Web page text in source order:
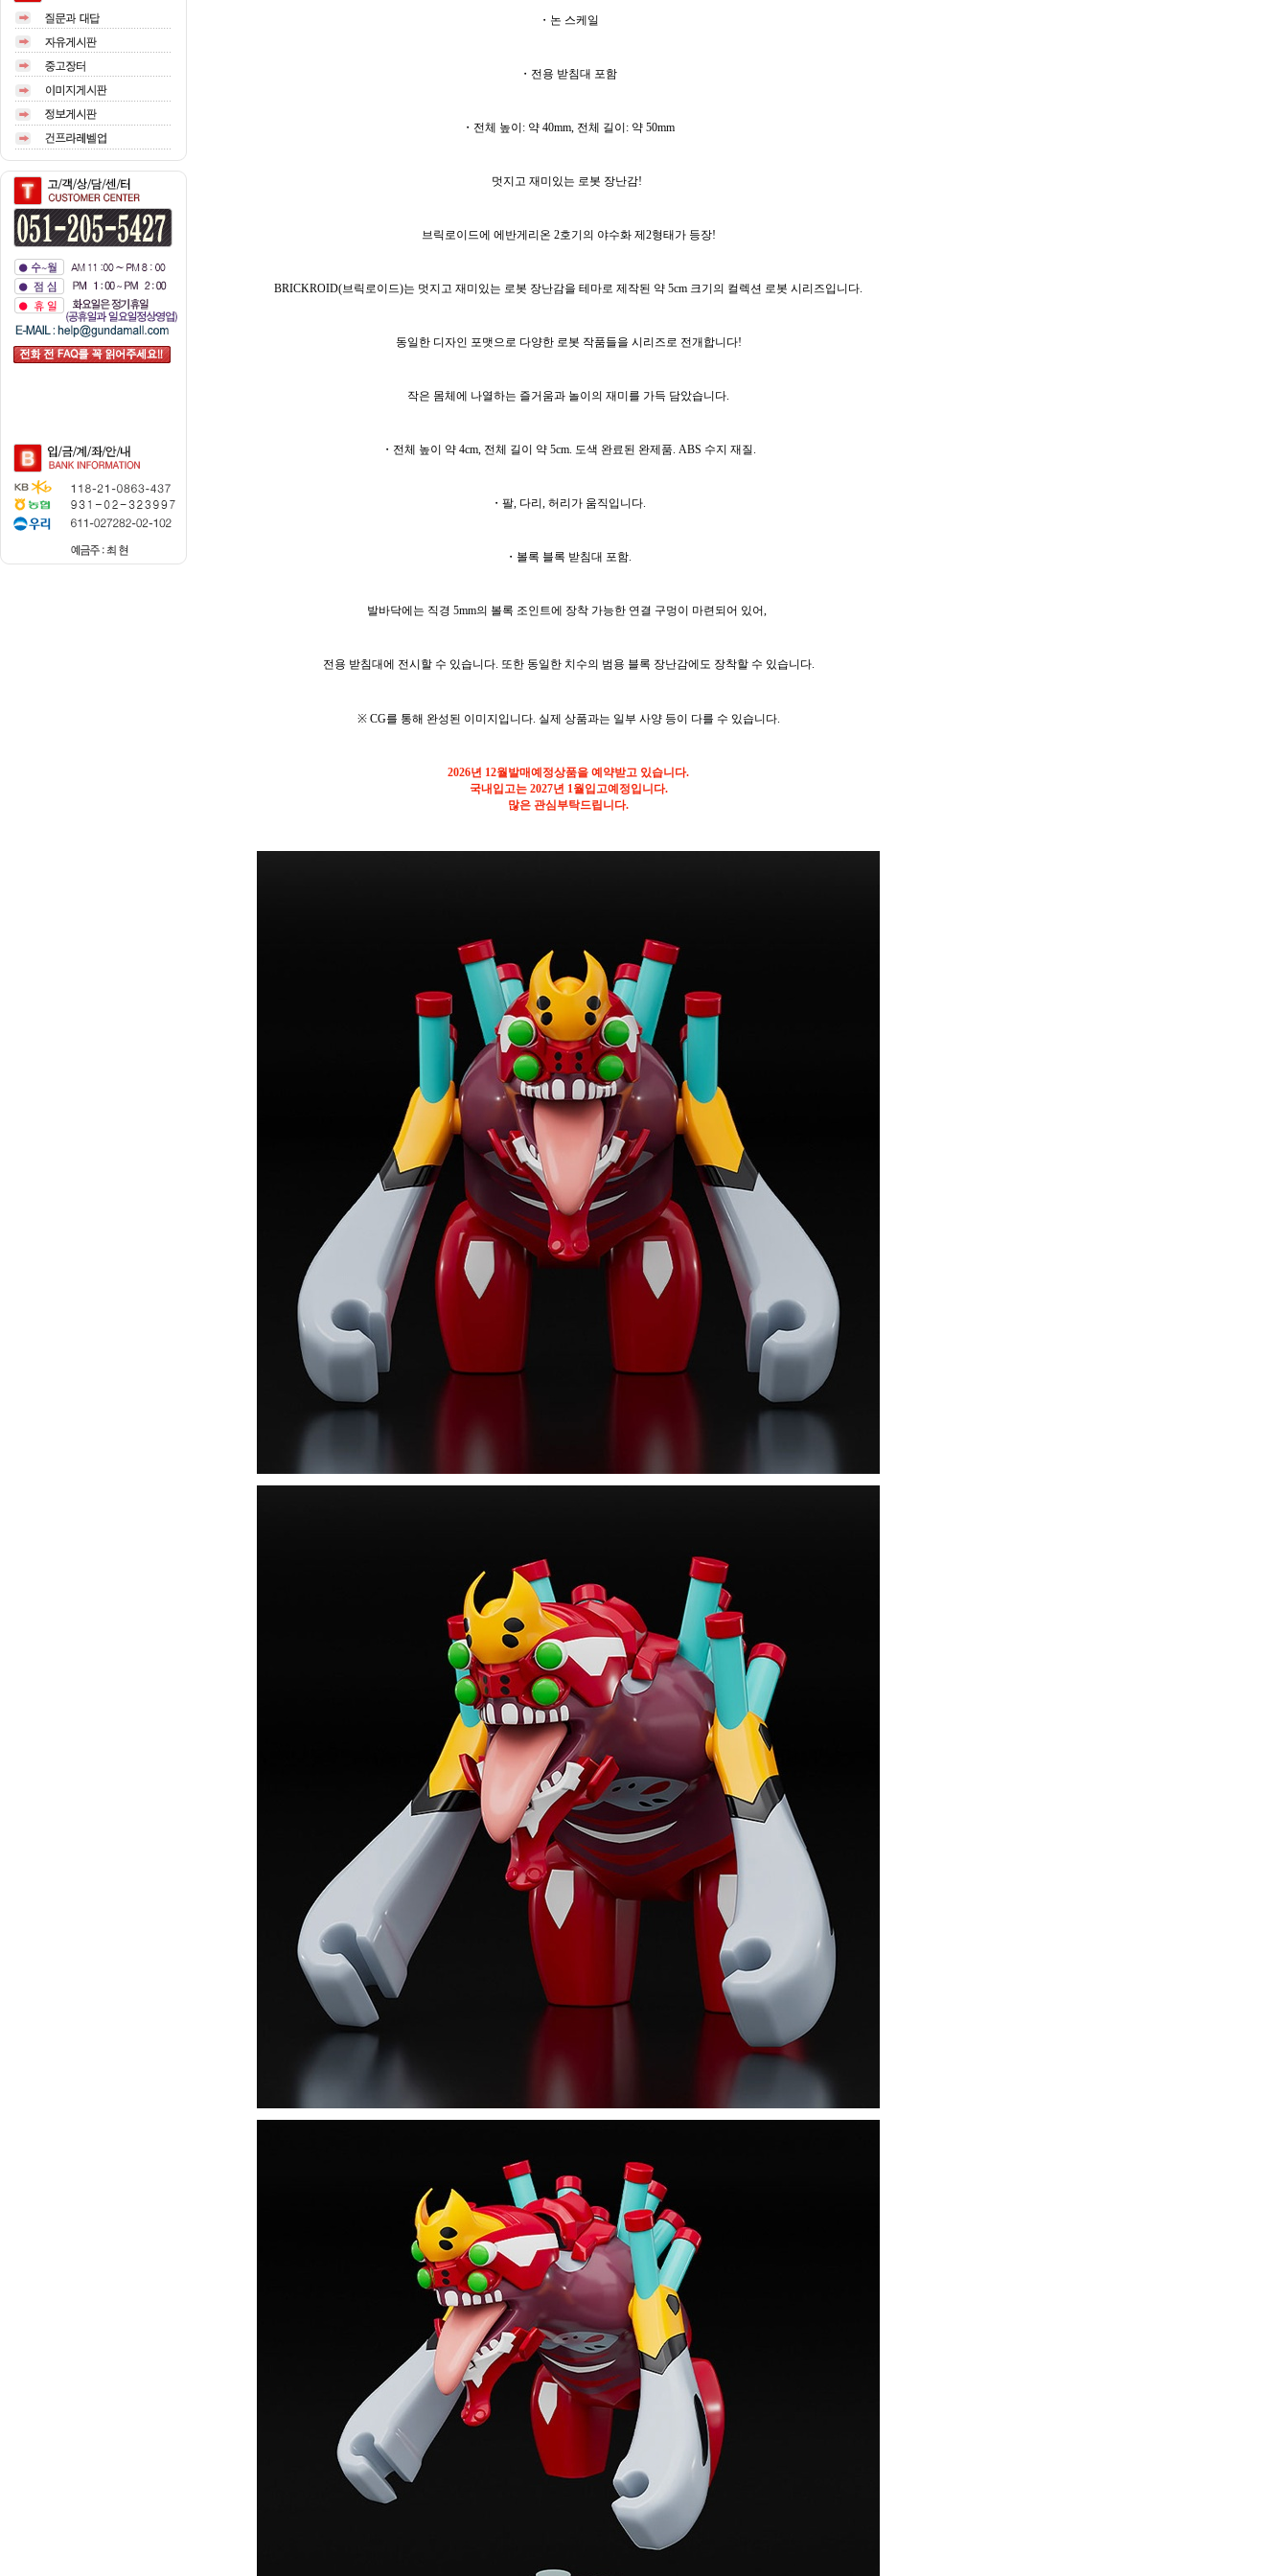
・논 스케일
・전용 받침대 포함
・전체 높이: 약 40mm, 전체 길이: 약 50mm
멋지고 재미있는 로봇 장난감!
브릭로이드에 에반게리온 2호기의 야수화 제2형태가 등장!
BRICKROID(브릭로이드)는 멋지고 재미있는 로봇 장난감을 테마로 제작된 약 5cm 크기의 컬렉션 로봇 시리즈입니다.
동일한 디자인 포맷으로 다양한 로봇 작품들을 시리즈로 전개합니다!
작은 몸체에 나열하는 즐거움과 놀이의 재미를 가득 담았습니다.
​・전체 높이 약 4cm, 전체 길이 약 5cm. 도색 완료된 완제품. ABS 수지 재질.
・팔, 다리, 허리가 움직입니다.
・볼록 블록 받침대 포함.
​발바닥에는 직경 5mm의 볼록 조인트에 장착 가능한 연결 구멍이 마련되어 있어,
전용 받침대에 전시할 수 있습니다. 또한 동일한 치수의 범용 블록 장난감에도 장착할 수 있습니다.
​※ CG를 통해 완성된 이미지입니다. 실제 상품과는 일부 사양 등이 다를 수 있습니다.
2026년 12월발매예정상품을 예약받고 있습니다.
국내입고는 2027년 1월입고예정입니다.
많은 관심부탁드립니다.